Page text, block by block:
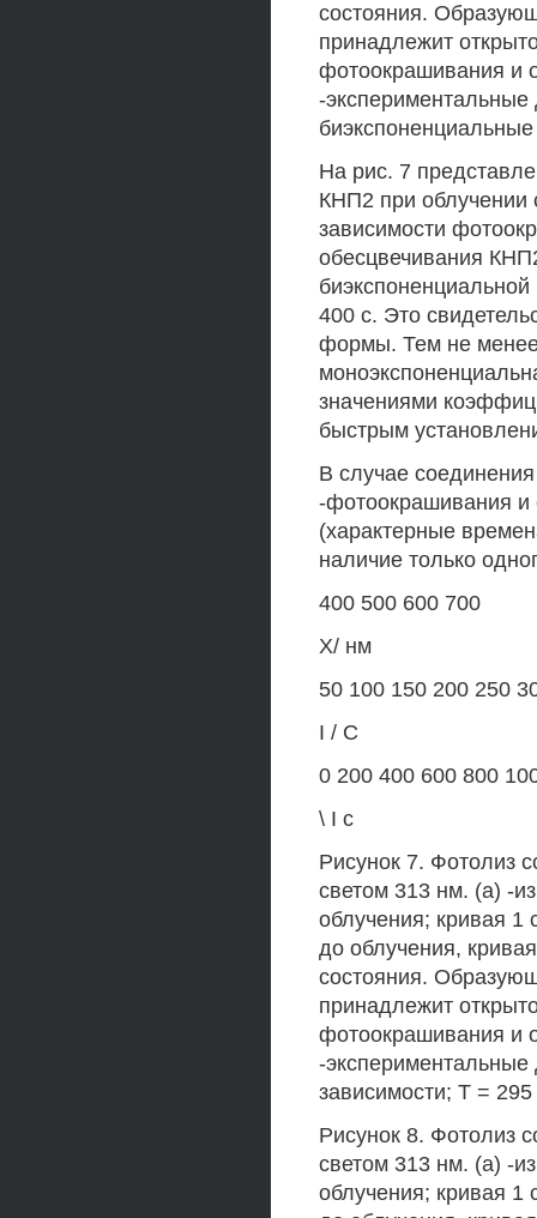
состояния.
принадлежит
фотоокрашивания и
-
На рис. 7
КНП2 при облучении
зависимости
обесцвечивания
400 с. Это
формы. Тем не
значениями
быстрым
В случае
-фотоокрашивания и
(характерные
наличие только
400 500 600 700
X/ нм
50 100 150 200 250
I / С
0 200 400 600 800
\ I с
Рисунок 7. Фотолиз
светом 313 нм. (а) -
облучения; кривая 1
до облучения,
состояния.
принадлежит
фотоокрашивания и
-экспериментальные
зависимости; Т = 295
Рисунок 8. Фотолиз
светом 313 нм. (а) -
облучения; кривая 1